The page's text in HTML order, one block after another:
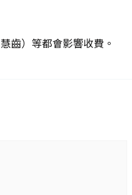
齒）等都會影響收費。